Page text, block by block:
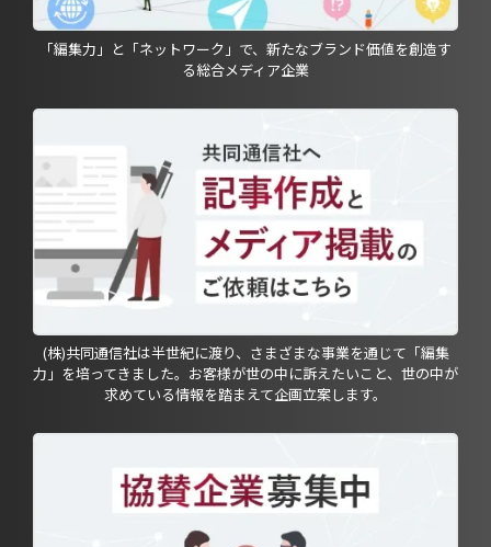
「編集力」と「ネットワーク」で、新たなブランド価値を創造す
る総合メディア企業
(株)共同通信社は半世紀に渡り、さまざまな事業を通じて「編集
力」を培ってきました。お客様が世の中に訴えたいこと、世の中が
求めている情報を踏まえて企画立案します。